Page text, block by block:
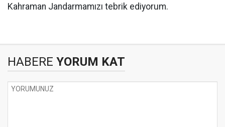
Kahraman Jandarmamızı tebrik ediyorum.
HABERE YORUM KAT